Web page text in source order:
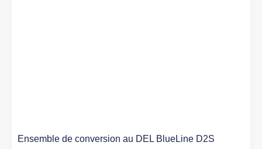
Ensemble de conversion au DEL BlueLine D2S